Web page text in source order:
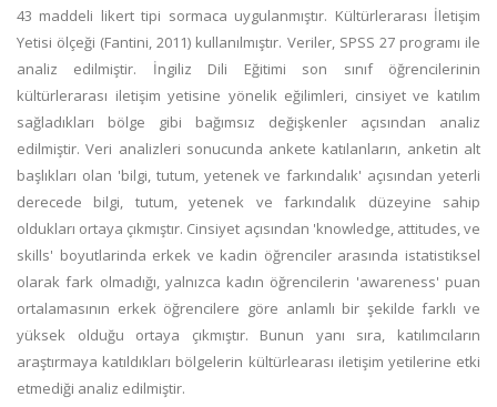
43 maddeli likert tipi sormaca uygulanmıştır. Kültürlerarası İletişim
Yetisi ölçeği (Fantini, 2011) kullanılmıştır. Veriler, SPSS 27 programı ile
analiz edilmiştir. İngiliz Dili Eğitimi son sınıf öğrencilerinin
kültürlerarası iletişim yetisine yönelik eğilimleri, cinsiyet ve katılım
sağladıkları bölge gibi bağımsız değişkenler açısından analiz
edilmiştir. Veri analizleri sonucunda ankete katılanların, anketin alt
başlıkları olan 'bilgi, tutum, yetenek ve farkındalık' açısından yeterli
derecede bilgi, tutum, yetenek ve farkındalık düzeyine sahip
oldukları ortaya çıkmıştır. Cinsiyet açısından 'knowledge, attitudes, ve
skills' boyutlarinda erkek ve kadin öğrenciler arasında istatistiksel
olarak fark olmadığı, yalnızca kadın öğrencilerin 'awareness' puan
ortalamasının erkek öğrencilere göre anlamlı bir şekilde farklı ve
yüksek olduğu ortaya çıkmıştır. Bunun yanı sıra, katılımcıların
araştırmaya katıldıkları bölgelerin kültürlearası iletişim yetilerine etki
etmediği analiz edilmiştir.